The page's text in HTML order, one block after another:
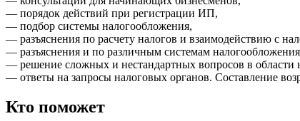
— порядок действий при регистрации ИП,
— подбор системы налогообложения,
— разъяснения по расчету налогов и взаимодействию с
— разъяснения и по различным системам
— решение сложных и нестандартных вопросов в области
— ответы на запросы налоговых органов. Составление
Кто поможет